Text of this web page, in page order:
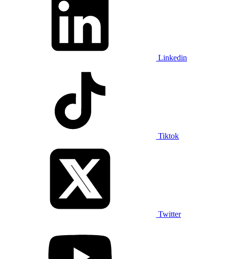
Linkedin
Tiktok
Twitter